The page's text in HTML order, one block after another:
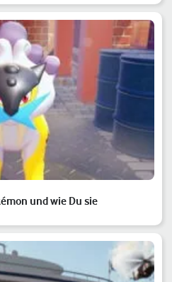
und wie Du sie